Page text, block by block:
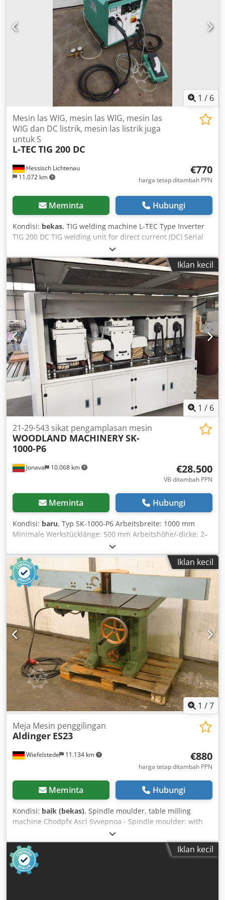
1 / 6
Hessisch Lichtenau
11.072 km
Mesin las WIG, mesin las WIG, mesin las
WIG dan DC listrik, mesin las listrik juga
untuk S
L-TECTIG 200 DC
€770
harga tetap ditambah PPN
Meminta Hubungi
Kondisi: bekas, TIG welding machine L-TEC Type Inverter
TIG 200 DC TIG welding unit for direct current (DC) Serial
No.: 184548 Year of manufacture: approx. 1994 Output:
200 Amp = 60% duty cycle 155 Amp = 100% duty cycle
Adjustment range: stepless Current type: DC (direct
current) Mains connection: 400 Volt, 50 Hz, 32 A plug - 4
meter hose package with central connection and hand
torch - with remote potentiometer (foot pedal) - gas
pressure regulator - DC only - HF ignition Space
requirements (L x W x H): 850 x 480 x 740 mm Codpfx
Apodzqb Ejnoha Weight: approx. 150 kg The welding test
shows very good results when welding stainless steel with
direct current. Otherwise in good condition.
Iklan kecil
1 / 6
Jonava 10.068 km
21-29-543 sikat pengamplasan mesin
WOODLAND MACHINERYSK-
1000-P6
€28.500
VB ditambah PPN
Meminta Hubungi
Kondisi: baru, Typ SK-1000-P6 Arbeitsbreite: 1000 mm
Minimale Werkstücklänge: 500 mm Arbeitshöhe/-dicke: 2–
150 mm Polierwalzendrehzahl: frequenzgeregelt
Vorschubgeschwindigkeit: 3–12,5 m/min
Gesamtanschlussleistung: 13,87 kW Scheibenmotor: 1,5 kW
× 1 Queraggregatmotor: 1,5 kW × 1
Schraubenwalzenmotor: 2,2 kW × 2 Vorschubantrieb: 2,2
kW Motor für Auf-/Abbewegung: 0,37 kW × 4
Schwenkmotor: 0,37 kW × 2 Csdpfx Apjdmi Nionjha
Arbeitstisch höhenverstellbar: 0,55 kW
Transportabmessungen: 3650 × 1850 × 2100 mm Gewicht:
4200 kg
Iklan kecil
1 /7
Wiefelstede 11.134 km
Meja Mesin penggilingan
Aldinger ES23
€880
harga tetap ditambah PPN
Meminta Hubungi
Kondisi: baik (bekas), Spindle moulder, table milling
machine Chodpfx Ascl Svvepnoa - Spindle moulder: with
fixed spindle - Speeds: rpm - Motor power: kW -
Dimensions: 1000/1870/H1040 mm - Weight: 560 kg
Iklan kecil